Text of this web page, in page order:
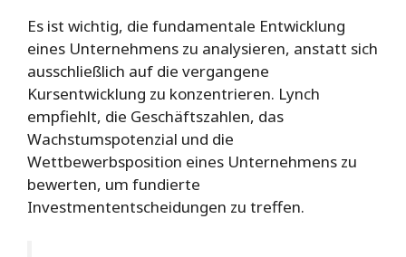
Es ist wichtig, die fundamentale Entwicklung
eines Unternehmens zu analysieren, anstatt sich
ausschließlich auf die vergangene
Kursentwicklung zu konzentrieren. Lynch
empfiehlt, die Geschäftszahlen, das
Wachstumspotenzial und die
Wettbewerbsposition eines Unternehmens zu
bewerten, um fundierte
Investmententscheidungen zu treffen.